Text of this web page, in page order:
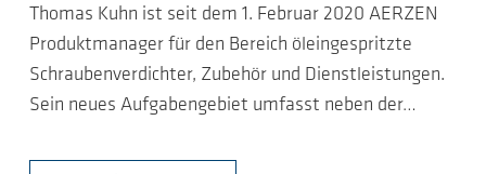
Thomas Kuhn ist seit dem 1. Februar 2020 AERZEN
Produktmanager für den Bereich öleingespritzte
Schraubenverdichter, Zubehör und Dienstleistungen.
Sein neues Aufgabengebiet umfasst neben der…